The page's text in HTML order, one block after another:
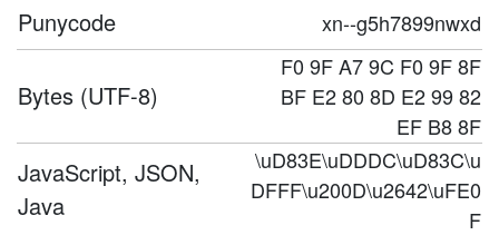
Punycode xn--g5h7899nwxd
Bytes (UTF-8)
F0 9F A7 9C F0 9F 8F
BF E2 80 8D E2 99 82
EF B8 8F
JavaScript, JSON,
Java
\uD83E\uDDDC\uD83C\u
DFFF\u200D\u2642\uFE0
F